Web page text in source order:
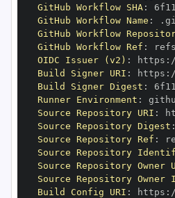
GitHub Workflow SHA:
GitHub Workflow Name :
GitHub Workflow
GitHub Workflow Ref :
OIDC Issuer (v2) : https :
Build Signer URI : https :
Build Signer Digest :
Runner Environment :
Source Repository URI :
Source Repository Digest :
Source Repository Ref :
Source Repository
Source Repository Owner
Source Repository
Build Config URI : https :